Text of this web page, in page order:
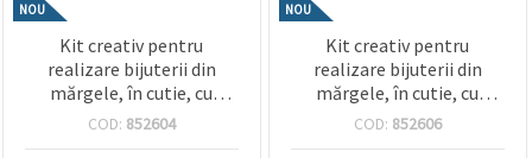
NOU
Kit creativ pentru
realizare bijuterii din
mărgele, în cutie, cu
elastic din silicon și
COD: 852604
NOU
Kit creativ pentru
realizare bijuterii din
mărgele, în cutie, cu
elastic siliconic – culori
COD: 852606